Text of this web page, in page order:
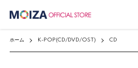
ホーム K-POP(CD/DVD/OST) CD